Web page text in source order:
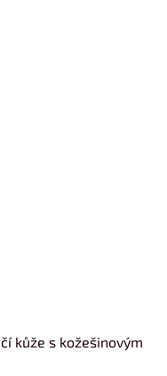
kůže s kožešinovým